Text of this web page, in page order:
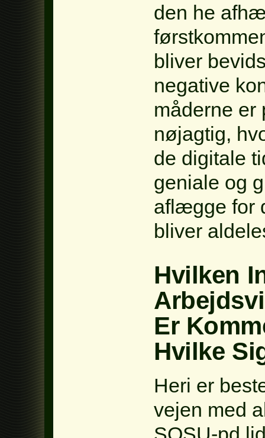
den he
bliver
negative
måderne er
nøjagtig,
de digitale
geniale og
aflægge for
bliver
Hvilken
Er
Hvilke
Heri er
vejen med